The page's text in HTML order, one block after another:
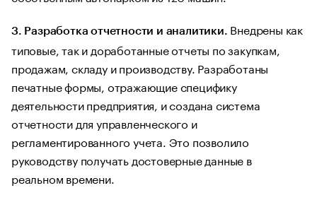
3. Разработка отчетности и аналитики. Внедрены как
типовые, так и доработанные отчеты по закупкам,
продажам, складу и производству. Разработаны
печатные формы, отражающие специфику
деятельности предприятия, и создана система
отчетности для управленческого и
регламентированного учета. Это позволило
руководству получать достоверные данные в
реальном времени.